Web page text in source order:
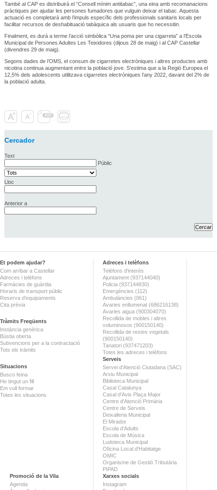
També al CAP es distribuirà el “Consell mínim antitabac”, una eina amb recomanacions
pràctiques per ajudar les persones fumadores que vulguin deixar el tabac. Aquesta
actuació es completarà amb l’impuls específic dels professionals sanitaris locals per
facilitar recursos de deshabituació tabàquica als usuaris que ho necessitin.
Finalment, es durà a terme l’acció simbòlica “Una poma per una cigarreta” a l’Escola
Municipal de Persones Adultes Les Teixidores (dijous 28 de maig) i al CAP Castellar
(divendres 29 de maig).
Segons dades de l’OMS, el consum de cigarretes electròniques i altres productes amb
nicotina continua augmentant entre la població jove. S’estima que a la Regió Europea el
12,5% dels adolescents utilitzava cigarretes electròniques l’any 2022, davant del 2% de
la població adulta.
Cercador
Text
Públic
Lloc
Anterior a
Et podem ajudar?
Com arribar a Castellar
Adreces i telèfons
Farmàcies de guàrdia
Horaris de transport públic
Reserva d'equipaments
Cita prèvia
Tràmits Freqüents
Instància genèrica
Bústia oberta
Subvencions per a la contractació
Tots els tràmits
Situacions
Busco feina
He tingut un fill
Em vull formar
Totes les situacions
Adreces i telèfons
Telèfons d'interès
Ajuntament (937144040)
Policia (937144830)
Emergències (112)
Ambulàncies (061)
Avaries enllumenat (686216138)
Avaries aigua (900304070)
Recollida de mobles i altres
voluminosos (900150140)
Recollida de restes vegetals
(900150140)
Tanatori (937471203)
Totes les adreces i telèfons
Serveis
Servei d'Atenció Ciutadana (SAC)
Arxiu Municipal
Biblioteca Municipal
Casal Catalunya
Casal d'Avis Plaça Major
Centre d'Atenció Primària
Centre de Serveis
Deixalleria Municipal
El Mirador
Escola d'Adults
Escola de Música
Ludoteca Municipal
Oficina Local d'Habitatge
OMIC
Organisme de Gestió Tributària
PIPAD
Promoció de la Vila
Agenda
Xarxes socials
Instagram